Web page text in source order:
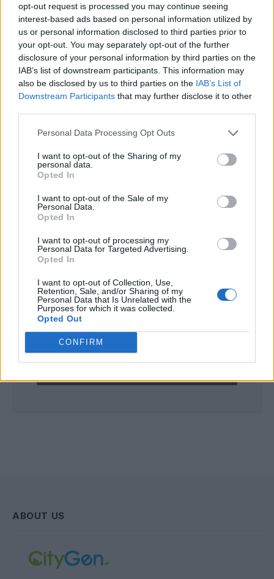
opt-out request is processed you may continue seeing
interest-based ads based on personal information utilized by
us or personal information disclosed to third parties prior to
your opt-out. You may separately opt-out of the further
disclosure of your personal information by third parties on the
IAB’s list of downstream participants. This information may
also be disclosed by us to third parties on the IAB’s List of
Downstream Participants that may further disclose it to other
Personal Data Processing Opt Outs
I want to opt-out of the Sharing of my
personal data.
Opted In
I want to opt-out of the Sale of my
Personal Data.
Opted In
I want to opt-out of processing my
Personal Data for Targeted Advertising.
Opted In
I want to opt-out of Collection, Use,
Retention, Sale, and/or Sharing of my
Personal Data that Is Unrelated with the
Purposes for which it was collected.
Opted Out
CONFIRM
Η FARIA Renewables προχώρησε
στην ηλεκτροδότηση του αιολικού
πάρκου Faria Αίολος Λάρυμνα
5 Αυγούστου 2026
ΥΠΕΝ: Διευρύνεται ο κατάλογος των
Προστατευόμενων Τοπίων σε 12
Newsletter Citygen.gr
Λάβετε όλα τα τελευταία νέα από τον χώρο
της Πολιτικής Προστασίας, του ESG, του Green
Email
Συμφωνώ με την Πολιτική Δεδομένων
ABOUT US